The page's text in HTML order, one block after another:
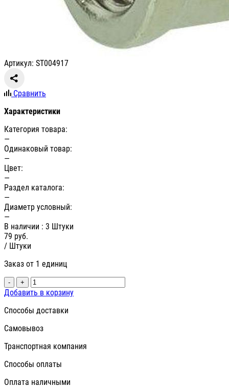
Артикул: ST004917
Сравнить
Характеристики
Категория товара:
—
Одинаковый товар:
—
Цвет:
—
Раздел каталога:
—
Диаметр условный:
—
В наличии : 3 Штуки
79 руб.
/ Штуки
Заказ от 1 единиц
- +
Добавить в корзину
Способы доставки
Самовывоз
Транспортная компания
Способы оплаты
Оплата наличными